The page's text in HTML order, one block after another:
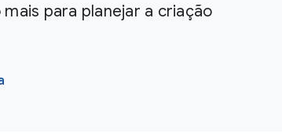
para planejar a criação